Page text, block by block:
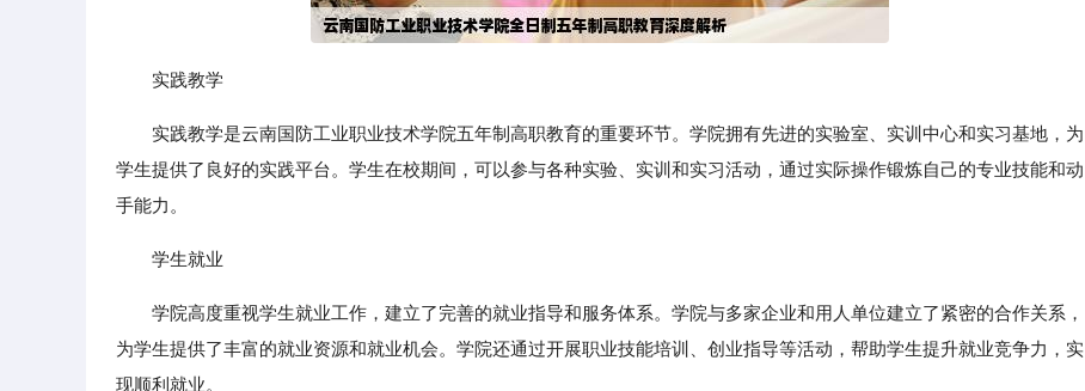
实践教学
实践教学是云南国防工业职业技术学院五年制高职教育的重要环节。学院拥有先进的实验室、实训中心和实习基地，为
学生提供了良好的实践平台。学生在校期间，可以参与各种实验、实训和实习活动，通过实际操作锻炼自己的专业技能和动
手能力。
学生就业
学院高度重视学生就业工作，建立了完善的就业指导和服务体系。学院与多家企业和用人单位建立了紧密的合作关系，
为学生提供了丰富的就业资源和就业机会。学院还通过开展职业技能培训、创业指导等活动，帮助学生提升就业竞争力，实
现顺利就业。